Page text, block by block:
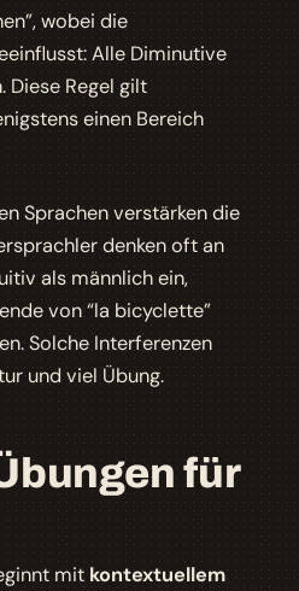
wobei die
Alle Diminutive
Diese Regel gilt
einen Bereich
Sprachen verstärken die
denken oft an
als männlich ein,
von “la bicyclette”
Solche Interferenzen
und viel Übung.
für
mit kontextuellem